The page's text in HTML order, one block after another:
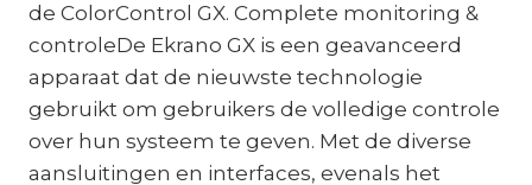
de ColorControl GX. Complete monitoring &
controleDe Ekrano GX is een geavanceerd
apparaat dat de nieuwste technologie
gebruikt om gebruikers de volledige controle
over hun systeem te geven. Met de diverse
aansluitingen en interfaces, evenals het